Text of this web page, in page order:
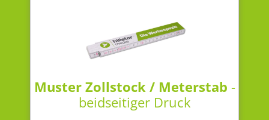
Muster Zollstock / Meterstab -
beidseitiger Druck